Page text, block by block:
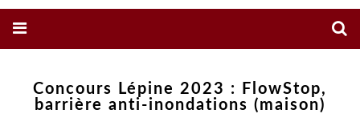
Concours Lépine 2023 : FlowStop,
barrière anti-inondations (maison)